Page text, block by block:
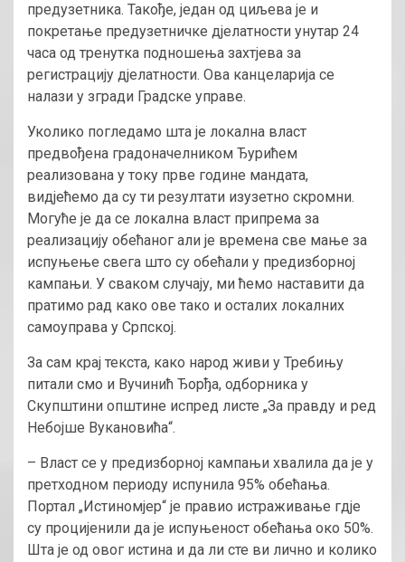
предузетника. Такође, један од циљева је и
покретање предузетничке дјелатности унутар 24
часа од тренутка подношења захтјева за
регистрацију дјелатности. Ова канцеларија се
налази у згради Градске управе.
Уколико погледамо шта је локална власт
предвођена градоначелником Ђурићем
реализована у току прве године мандата,
видјећемо да су ти резултати изузетно скромни.
Могуће је да се локална власт припрема за
реализацију обећаног али је времена све мање за
испуњење свега што су обећали у предизборној
кампањи. У сваком случају, ми ћемо наставити да
пратимо рад како ове тако и осталих локалних
самоуправа у Српској.
За сам крај текста, како народ живи у Требињу
питали смо и Вучинић Ђорђа, одборника у
Скупштини општине испред листе „За правду и ред
Небојше Вукановића“.
– Власт се у предизборној кампањи хвалила да је у
претходном периоду испунила 95% обећања.
Портал „Истиномјер“ је правио истраживање гдје
су процијенили да је испуњеност обећања око 50%.
Шта је од овог истина и да ли сте ви лично и колико